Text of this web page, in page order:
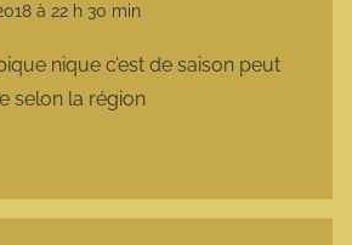
à 22 h 30 min
nique c’est de saison peut
selon la région